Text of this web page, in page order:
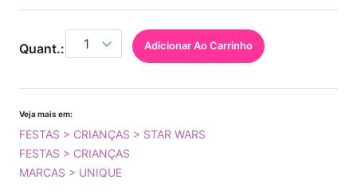
Quant.: Adicionar Ao Carrinho
Veja mais em:
FESTAS > CRIANÇAS > STAR WARS
FESTAS > CRIANÇAS
MARCAS > UNIQUE